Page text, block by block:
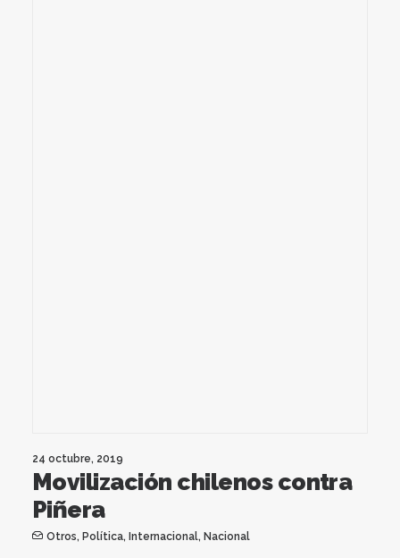
24 octubre, 2019
Movilización chilenos contra
Piñera
Otros, Política, Internacional, Nacional